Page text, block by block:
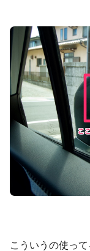
こういうの使っ